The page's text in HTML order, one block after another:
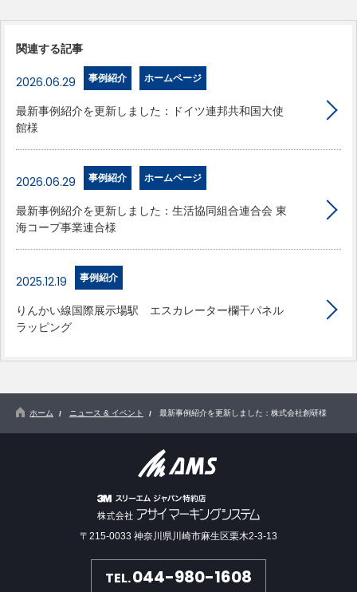
関連する記事
2026.06.29 事例紹介 ホームページ
最新事例紹介を更新しました：ドイツ連邦共和国大使
館様
2026.06.29 事例紹介 ホームページ
最新事例紹介を更新しました：生活協同組合連合会 東
海コープ事業連合様
2025.12.19 事例紹介
りんかい線国際展示場駅 エスカレーター欄干パネル
ラッピング
ホーム ニュース & イベント 最新事例紹介を更新しました：株式会社創研様
〒215-0033 神奈川県川崎市麻生区栗木2-3-13
TEL.044-980-1608